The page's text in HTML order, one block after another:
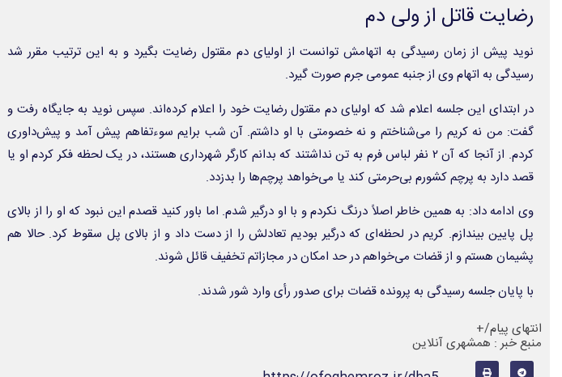
رضایت قاتل از ولی دم
نوید پیش از زمان رسیدگی به اتهامش توانست از اولیای دم مقتول رضایت بگیرد و به این ترتیب مقرر شد
رسیدگی به اتهام وی از جنبه عمومی جرم صورت گیرد.
در ابتدای این جلسه اعلام شد که اولیای دم مقتول رضایت خود را اعلام کرده‌اند. سپس نوید به جایگاه رفت و
گفت: من نه کریم را می‌شناختم و نه خصومتی با او داشتم. آن شب برایم سوء‌تفاهم پیش آمد و پیش‌داوری
کردم. از آنجا که آن ۲ نفر لباس فرم به تن نداشتند که بدانم کارگر شهرداری هستند، در یک لحظه فکر کردم او یا
قصد دارد به پرچم کشورم بی‌حرمتی کند یا می‌خواهد پرچم‌ها را بدزدد.
وی ادامه داد: به همین خاطر اصلاً درنگ نکردم و با او درگیر شدم. اما باور کنید قصدم این نبود که او را از بالای
پل پایین بیندازم. کریم در لحظه‌ای که درگیر بودیم تعادلش را از دست داد و از بالای پل سقوط کرد. حالا هم
پشیمان هستم و از قضات می‌خواهم در حد امکان در مجازاتم تخفیف قائل شوند.
با پایان جلسه رسیدگی به پرونده قضات برای صدور رأی وارد شور شدند.
انتهای پیام/+
منبع خبر : همشهری آنلاین